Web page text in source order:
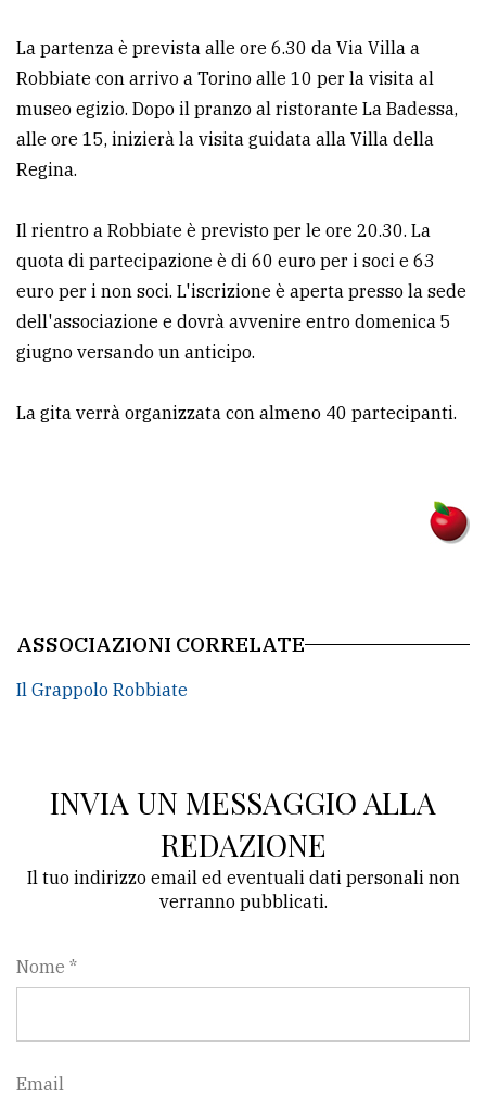
avanzata
LE
ALTRE
TESTATE
PRIVACY
Privacy
La partenza è prevista alle ore 6.30 da Via Villa a
Robbiate con arrivo a Torino alle 10 per la visita al
museo egizio. Dopo il pranzo al ristorante La Badessa,
alle ore 15, inizierà la visita guidata alla Villa della
Regina.
Il rientro a Robbiate è previsto per le ore 20.30. La
quota di partecipazione è di 60 euro per i soci e 63
euro per i non soci. L'iscrizione è aperta presso la sede
dell'associazione e dovrà avvenire entro domenica 5
giugno versando un anticipo.
La gita verrà organizzata con almeno 40 partecipanti.
ASSOCIAZIONI CORRELATE
Il Grappolo Robbiate
INVIA UN MESSAGGIO ALLA
REDAZIONE
Il tuo indirizzo email ed eventuali dati personali non
verranno pubblicati.
Nome *
Email